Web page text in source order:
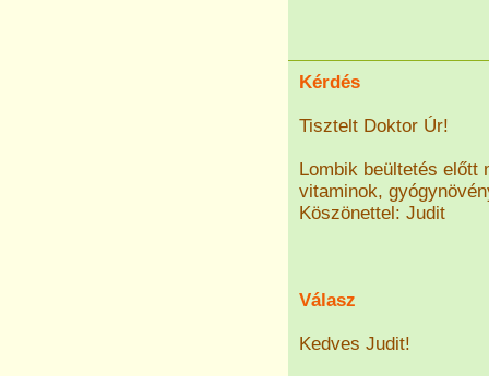
Kérdés
Tisztelt Doktor Úr!
Lombik beültetés előtt
vitaminok,
Köszönettel: Judit
Válasz
Kedves Judit!